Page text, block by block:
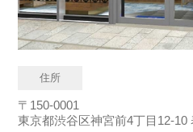
住所
〒150-0001
東京都渋谷区神宮前4丁目12-10